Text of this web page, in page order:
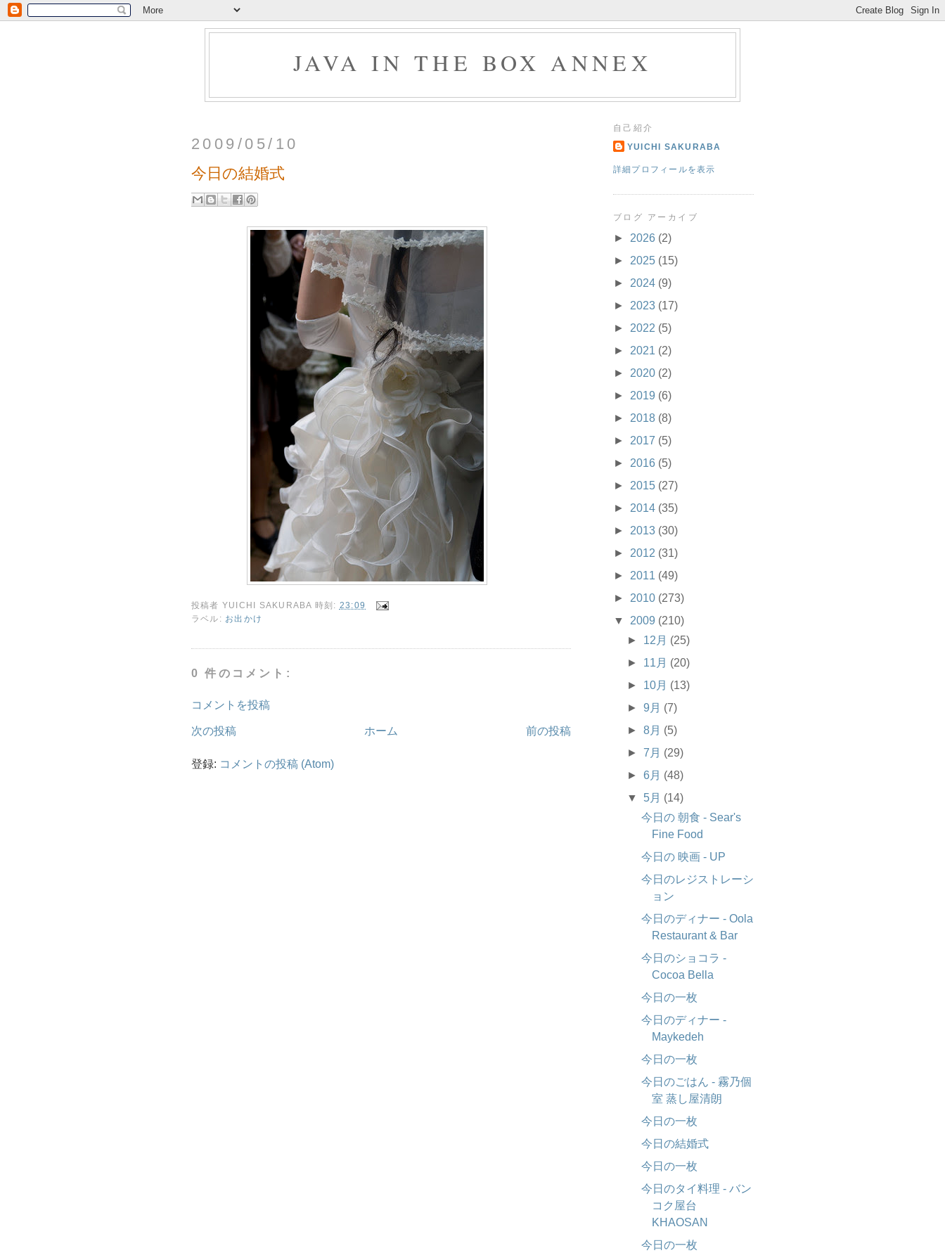
JAVA IN THE BOX ANNEX
2009/05/10
今日の結婚式
投稿者 YUICHI SAKURABA 時刻: 23:09
ラベル: お出かけ
0 件のコメント:
コメントを投稿
次の投稿 前の投稿
ホーム
登録: コメントの投稿 (Atom)
自己紹介
YUICHI SAKURABA
詳細プロフィールを表示
ブログ アーカイブ
► 2026 (2)
► 2025 (15)
► 2024 (9)
► 2023 (17)
► 2022 (5)
► 2021 (2)
► 2020 (2)
► 2019 (6)
► 2018 (8)
► 2017 (5)
► 2016 (5)
► 2015 (27)
► 2014 (35)
► 2013 (30)
► 2012 (31)
► 2011 (49)
► 2010 (273)
▼ 2009 (210)
► 12月 (25)
► 11月 (20)
► 10月 (13)
►9月 (7)
►8月 (5)
►7月 (29)
►6月 (48)
▼ 5月 (14)
今日の 朝食 - Sear's
Fine Food
今日の 映画 - UP
今日のレジストレーシ
ョン
今日のディナー - Oola
Restaurant & Bar
今日のショコラ -
Cocoa Bella
今日の一枚
今日のディナー -
Maykedeh
今日の一枚
今日のごはん - 霧乃個
室 蒸し屋清朗
今日の一枚
今日の結婚式
今日の一枚
今日のタイ料理 - バン
コク屋台
KHAOSAN
今日の一枚